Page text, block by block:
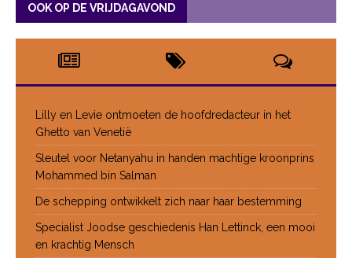
OOK OP DE VRIJDAGAVOND
Lilly en Levie ontmoeten de hoofdredacteur in het
Ghetto van Venetië
Sleutel voor Netanyahu in handen machtige kroonprins
Mohammed bin Salman
De schepping ontwikkelt zich naar haar bestemming
Specialist Joodse geschiedenis Han Lettinck, een mooi
en krachtig Mensch